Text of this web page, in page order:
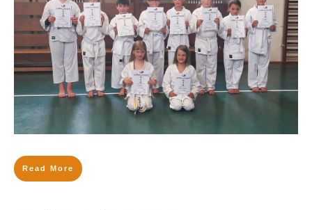
Read More